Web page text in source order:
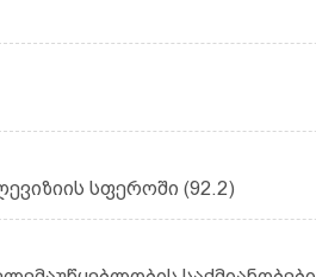
სფეროში (92.2)